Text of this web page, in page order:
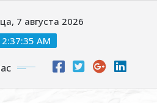
7 августа 2026
2:37:36 AM